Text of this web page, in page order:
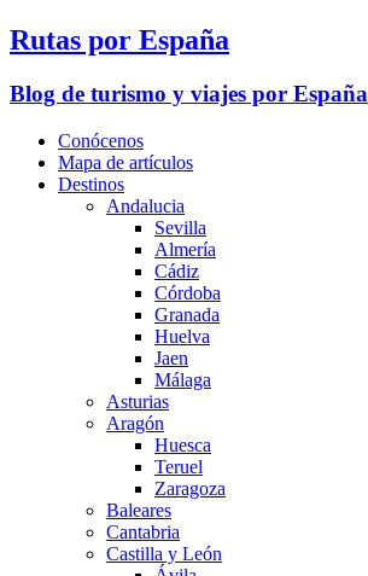
Rutas por España
Blog de turismo y viajes por España
Conócenos
Mapa de artículos
Destinos
Andalucia
Sevilla
Almería
Cádiz
Córdoba
Granada
Huelva
Jaen
Málaga
Asturias
Aragón
Huesca
Teruel
Zaragoza
Baleares
Cantabria
Castilla y León